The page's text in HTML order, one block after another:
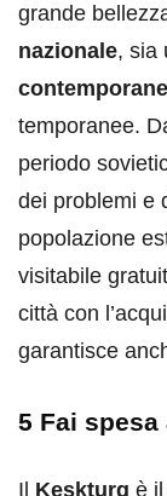
grande
nazionale, sia
temporanee.
periodo
dei problemi e
popolazione
visitabile
città con
garantisce
5 Fai
Il Keskturg è il